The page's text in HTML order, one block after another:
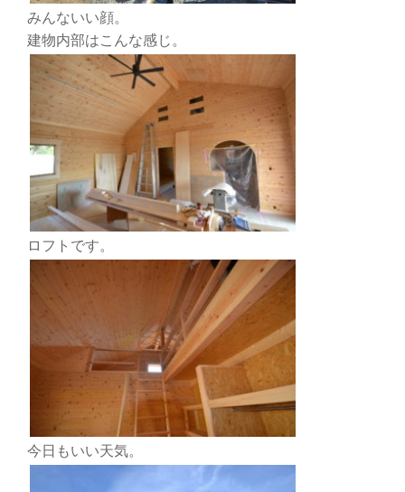
みんないい顔。
建物内部はこんな感じ。
ロフトです。
今日もいい天気。